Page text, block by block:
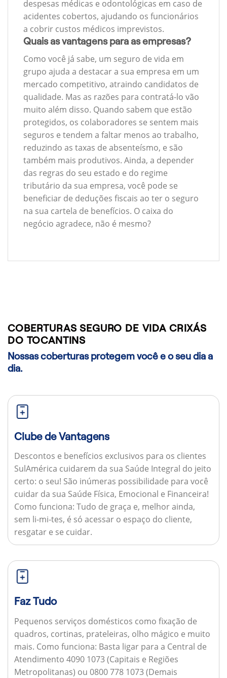
despesas médicas e odontológicas em caso de
acidentes cobertos, ajudando os funcionários
a cobrir custos médicos imprevistos.
Quais as vantagens para as empresas?
Como você já sabe, um seguro de vida em
grupo ajuda a destacar a sua empresa em um
mercado competitivo, atraindo candidatos de
qualidade. Mas as razões para contratá-lo vão
muito além disso. Quando sabem que estão
protegidos, os colaboradores se sentem mais
seguros e tendem a faltar menos ao trabalho,
reduzindo as taxas de absenteísmo, e são
também mais produtivos. Ainda, a depender
das regras do seu estado e do regime
tributário da sua empresa, você pode se
beneficiar de deduções fiscais ao ter o seguro
na sua cartela de benefícios. O caixa do
negócio agradece, não é mesmo?
COBERTURAS SEGURO DE VIDA CRIXÁS
DO TOCANTINS
Nossas coberturas protegem você e o seu dia a
dia.
Clube de Vantagens
Descontos e benefícios exclusivos para os clientes
SulAmérica cuidarem da sua Saúde Integral do jeito
certo: o seu! São inúmeras possibilidade para você
cuidar da sua Saúde Física, Emocional e Financeira!
Como funciona: Tudo de graça e, melhor ainda,
sem li-mi-tes, é só acessar o espaço do cliente,
resgatar e se cuidar.
Faz Tudo
Pequenos serviços domésticos como fixação de
quadros, cortinas, prateleiras, olho mágico e muito
mais. Como funciona: Basta ligar para a Central de
Atendimento 4090 1073 (Capitais e Regiões
Metropolitanas) ou 0800 778 1073 (Demais